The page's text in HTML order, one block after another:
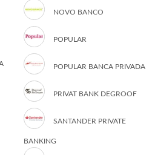
NOVO BANCO
POPULAR
POPULAR BANCA PRIVADA
PRIVAT BANK DEGROOF
SANTANDER PRIVATE
BANKING